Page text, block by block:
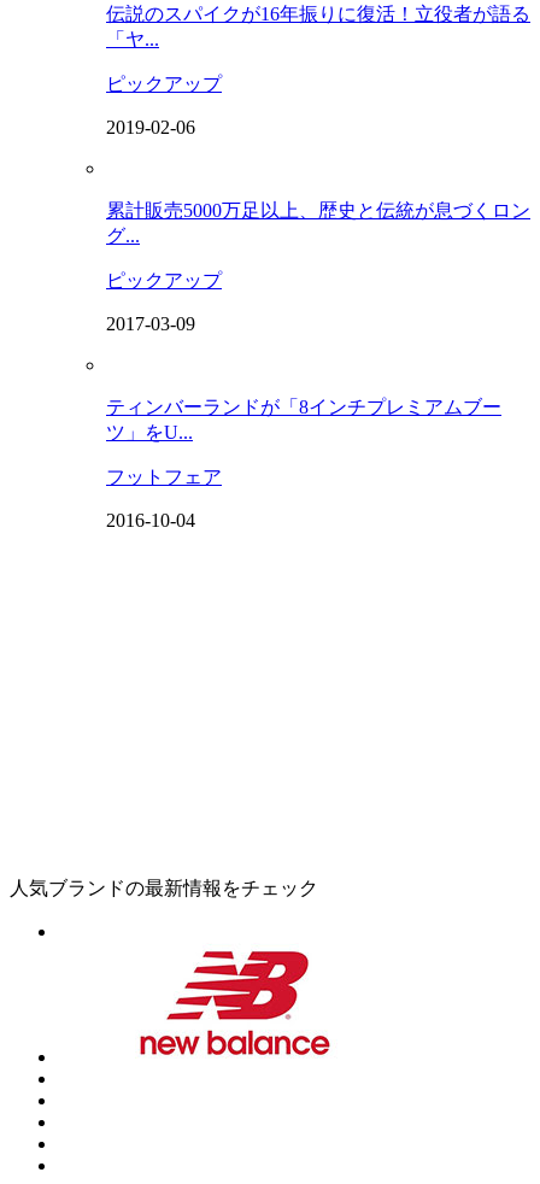
伝説のスパイクが16年振りに復活！立役者が語る
「ヤ...
ピックアップ
2019-02-06
累計販売5000万足以上、歴史と伝統が息づくロン
グ...
ピックアップ
2017-03-09
ティンバーランドが「8インチプレミアムブー
ツ」をU...
フットフェア
2016-10-04
人気ブランドの最新情報をチェック